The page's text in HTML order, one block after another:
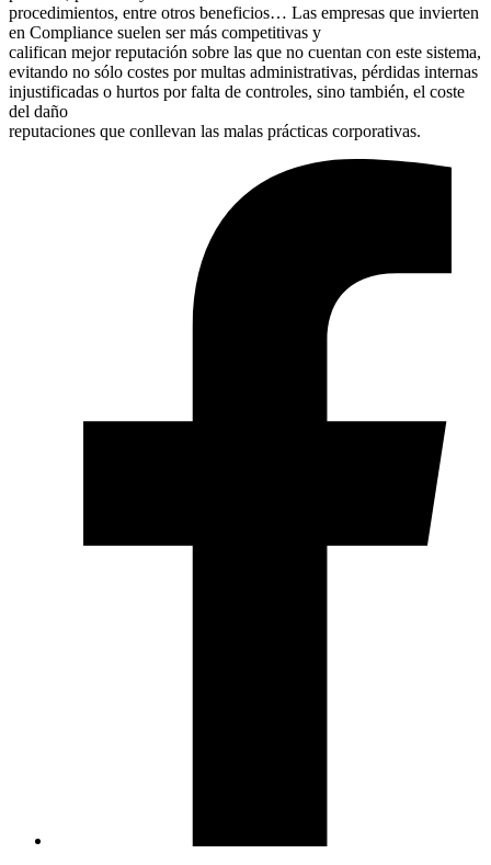
procedimientos, entre otros beneficios… Las empresas que invierten
en Compliance suelen ser más competitivas y
califican mejor reputación sobre las que no cuentan con este sistema,
evitando no sólo costes por multas administrativas, pérdidas internas
injustificadas o hurtos por falta de controles, sino también, el coste
del daño
reputaciones que conllevan las malas prácticas corporativas.